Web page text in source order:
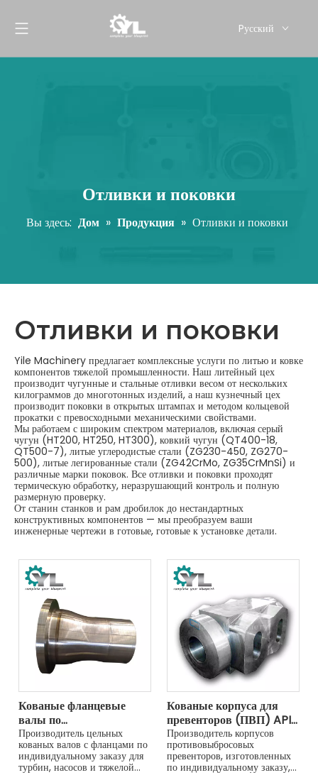
Pусский
Отливки и поковки
Вы здесь: Дом » Продукция » Отливки и поковки
Отливки и поковки
Yile Machinery предлагает комплексные услуги по литью и ковке
компонентов тяжелой промышленности. Наш литейный цех
производит чугунные и стальные отливки весом от нескольких
килограммов до многотонных изделий, а наш кузнечный цех
производит поковки в открытых штампах и методом кольцевой
прокатки с превосходными механическими свойствами.
Мы работаем с широким спектром материалов, включая серый
чугун (HT200, HT250, HT300), ковкий чугун (QT400-18,
QT500-7), литые углеродистые стали (ZG230-450, ZG270-
500), литые легированные стали (ZG42CrMo, ZG35CrMnSi) и
различные марки поковок. Все отливки и поковки проходят
термическую обработку, неразрушающий контроль и полную
размерную проверку.
От станин станков и рам дробилок до нестандартных
конструктивных компонентов — мы преобразуем ваши
инженерные чертежи в готовые, готовые к установке детали.
Кованые фланцевые
валы по
индивидуальному заказу:
интегральная прочность
и точность
Производитель цельных
кованых валов с фланцами по
индивидуальному заказу для
турбин, насосов и тяжелой
Кованые корпуса для
превенторов (ПВП) API
16A
Производитель корпусов
противовыбросовых
превенторов, изготовленных
по индивидуальному заказу,